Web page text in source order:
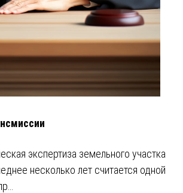
экспертиза земельного участка
несколько лет считается одной